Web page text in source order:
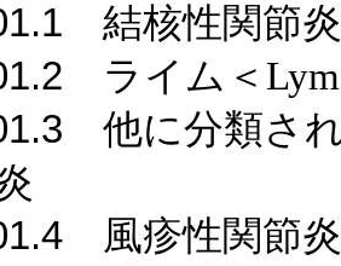
結核性関節炎
ライム＜
他に分類さ
風疹性関節炎